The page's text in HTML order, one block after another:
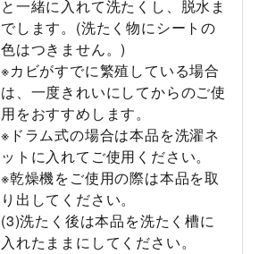
と一緒に入れて洗たくし、脱水ま
でします。(洗たく物にシートの
色はつきません。)
※カビがすでに繁殖している場合
は、一度きれいにしてからのご使
用をおすすめします。
※ドラム式の場合は本品を洗濯ネ
ットに入れてご使用ください。
※乾燥機をご使用の際は本品を取
り出してください。
(3)洗たく後は本品を洗たく槽に
入れたままにしてください。